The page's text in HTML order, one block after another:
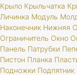
Крыло Крыльчатка
Личинка Модуль
Наконечник Нижняя
Ограничитель Окно
Панель Патрубки
Пистон Планка
Подножки Подпятник